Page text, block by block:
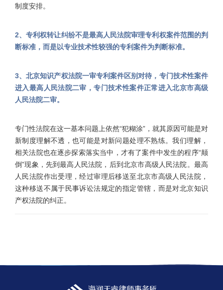
制度安排。
2、专利权转让纠纷不是最高人民法院审理专利权案件范围的判
断标准，而是以专业技术性较强的专利案件为判断标准。
3、北京知识产权法院一审专利案件区别对待，专门技术性案件
进入最高人民法院二审，专门技术性案件正常进入北京市高级
人民法院二审。
专门性法院在这一基本问题上依然“犯糊涂”，就其原因可能是对
新制度理解不透，也可能是对新问题处理不熟练。我们理解，
相关法院也在逐步探索落实当中，才有了案件中发生的程序“颠
倒”现象，先到最高人民法院，后到北京市高级人民法院。最高
人民法院作出受理，经过审理后移送至北京市高级人民法院，
这种移送不属于民事诉讼法规定的指定管辖，而是对北京知识
产权法院的纠正。